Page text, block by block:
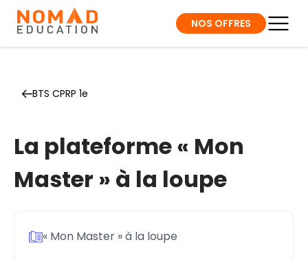
NOS OFFRES
BTS CPRP 1e
La plateforme « Mon
Master » à la loupe
« Mon Master » à la loupe